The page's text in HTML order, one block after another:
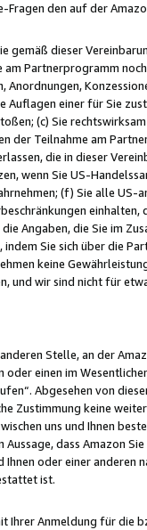
Fragen den auf der
gemäß dieser
Partnerprogramm
Anordnungen,
Auflagen einer für Sie
(c) Sie
der Teilnahme am
die in dieser
wenn Sie US-
(f) Sie alle
Angaben, die Sie im
indem Sie sich über die
keine
und wir sind nicht für
Stelle, an der
einen im
Abgesehen von
Zustimmung keine
uns und Ihnen
dass Amazon
Ihnen oder einer
ist.
Ihrer Anmeldung für die